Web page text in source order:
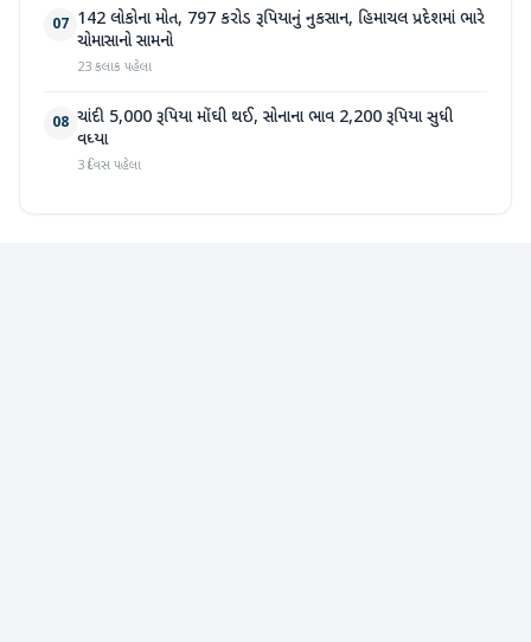
07 142 લોકોના મોત, 797 કરોડ રૂપિયાનું નુકસાન, હિમાચલ પ્રદેશમાં ભારે
ચોમાસાનો સામનો
23 કલાક પહેલા
08 ચાંદી 5,000 રૂપિયા મોંઘી થઈ, સોનાના ભાવ 2,200 રૂપિયા સુધી
વધ્યા
3 દિવસ પહેલા